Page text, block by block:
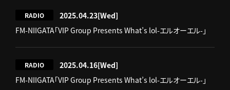
RADIO 2025.04.23[Wed]
FM-NIIGATA「VIP Group Presents What’s lol-エルオーエル-」
RADIO 2025.04.16[Wed]
FM-NIIGATA「VIP Group Presents What’s lol-エルオーエル-」